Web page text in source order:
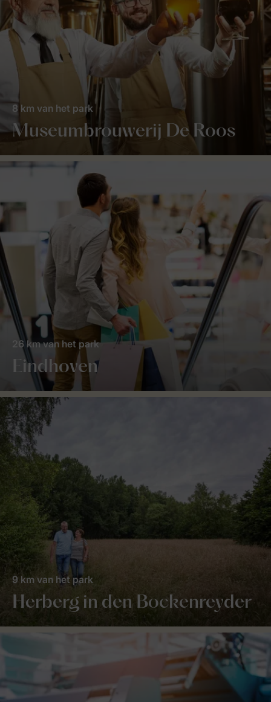
Museumbrouwerij De Roos
8 km van het park
Eindhoven
26 km van het park
Herberg in den Bockenreyder
9 km van het park